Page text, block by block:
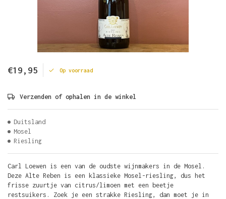
€19,95 Op voorraad
Verzenden of ophalen in de winkel
Duitsland
Mosel
Riesling
Carl Loewen is een van de oudste wijnmakers in de Mosel.
Deze Alte Reben is een klassieke Mosel-riesling, dus het
frisse zuurtje van citrus/limoen met een beetje
restsuikers. Zoek je een strakke Riesling, dan moet je in